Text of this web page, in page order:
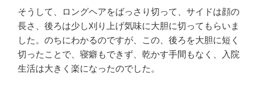
そうして、ロングヘアをばっさり切って、サイドは顔の
長さ、後ろは少し刈り上げ気味に大胆に切ってもらいま
した。のちにわかるのですが、この、後ろを大胆に短く
切ったことで、寝癖もできず、乾かす手間もなく、入院
生活は大きく楽になったのでした。